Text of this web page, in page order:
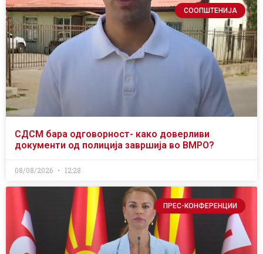
СООПШТЕНИЈА
СДСМ бара одговорност- како доверливи
документи од полиција завршија во ВМРО?
08/08/2026 12:28
ПРЕС-КОНФЕРЕНЦИИ